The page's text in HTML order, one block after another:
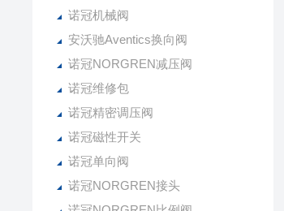
诺冠机械阀
安沃驰Aventics换向阀
诺冠NORGREN减压阀
诺冠维修包
诺冠精密调压阀
诺冠磁性开关
诺冠单向阀
诺冠NORGREN接头